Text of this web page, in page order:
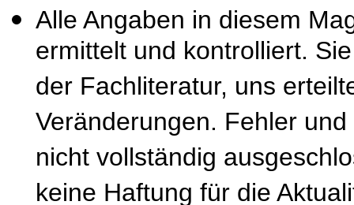
Alle Angaben in diesem
ermittelt und kontrolliert.
der Fachliteratur, uns
Veränderungen. Fehler
nicht vollständig
keine Haftung für die